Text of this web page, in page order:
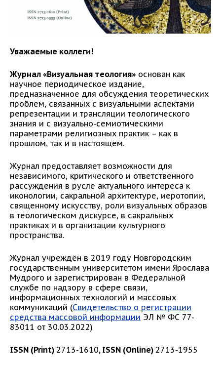
Уважаемые коллеги!
Журнал «Визуальная теология» основан как
научное периодическое издание,
предназначенное для обсуждения теоретических
проблем, связанных с визуальными аспектами
репрезентации и трансляции теологического
знания и с визуально-семиотическими
параметрами религиозных практик – как в
прошлом, так и в настоящем.
Журнал предоставляет возможности для
независимого, критического и ответственного
рассуждения в русле актуального интереса к
иконологии, сакральной архитектуре, иеротопии,
священному искусству, роли визуальных образов
в теологическом дискурсе, в сакральных
практиках и в организации культурного
пространства.
Журнал учреждён в 2019 году Новгородским
государственным университетом имени Ярослава
Мудрого и зарегистрирован в Федеральной
службе по надзору в сфере связи,
информационных технологий и массовых
коммуникаций (Свидетельство о регистрации
средства массовой информации ЭЛ № ФС 77-
83011 от 30.03.2022)
ISSN (Print) 2713-1610, ISSN (Online) 2713-1955